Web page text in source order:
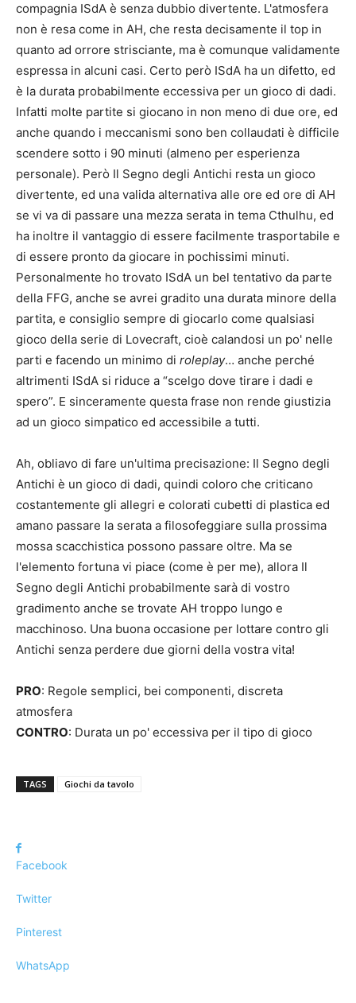
compagnia ISdA è senza dubbio divertente. L'atmosfera
non è resa come in AH, che resta decisamente il top in
quanto ad orrore strisciante, ma è comunque validamente
espressa in alcuni casi. Certo però ISdA ha un difetto, ed
è la durata probabilmente eccessiva per un gioco di dadi.
Infatti molte partite si giocano in non meno di due ore, ed
anche quando i meccanismi sono ben collaudati è difficile
scendere sotto i 90 minuti (almeno per esperienza
personale). Però Il Segno degli Antichi resta un gioco
divertente, ed una valida alternativa alle ore ed ore di AH
se vi va di passare una mezza serata in tema Cthulhu, ed
ha inoltre il vantaggio di essere facilmente trasportabile e
di essere pronto da giocare in pochissimi minuti.
Personalmente ho trovato ISdA un bel tentativo da parte
della FFG, anche se avrei gradito una durata minore della
partita, e consiglio sempre di giocarlo come qualsiasi
gioco della serie di Lovecraft, cioè calandosi un po' nelle
parti e facendo un minimo di roleplay… anche perché
altrimenti ISdA si riduce a “scelgo dove tirare i dadi e
spero”. E sinceramente questa frase non rende giustizia
ad un gioco simpatico ed accessibile a tutti.
Ah, obliavo di fare un'ultima precisazione: Il Segno degli
Antichi è un gioco di dadi, quindi coloro che criticano
costantemente gli allegri e colorati cubetti di plastica ed
amano passare la serata a filosofeggiare sulla prossima
mossa scacchistica possono passare oltre. Ma se
l'elemento fortuna vi piace (come è per me), allora Il
Segno degli Antichi probabilmente sarà di vostro
gradimento anche se trovate AH troppo lungo e
macchinoso. Una buona occasione per lottare contro gli
Antichi senza perdere due giorni della vostra vita!
PRO: Regole semplici, bei componenti, discreta
atmosfera
CONTRO: Durata un po' eccessiva per il tipo di gioco
TAGS Giochi da tavolo
Facebook
Twitter
Pinterest
WhatsApp